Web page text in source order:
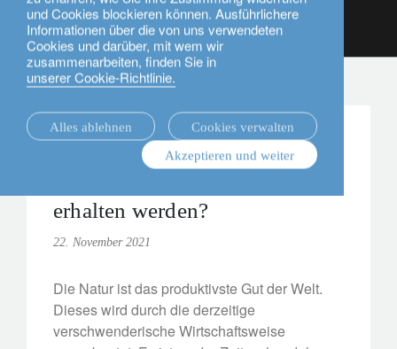
und Cookies blockieren können. Ausführlichere
Informationen über die von uns verwendeten
Cookies und darüber, mit wem wir
zusammenarbeiten, finden Sie in
unserer Cookie-Richtlinie.
Alles ablehnen
Cookies verwalten
Akzeptieren und weiter
Deutsch
Nachrichten.
investment viewpoints Sustainability
erhalten werden?
22. November 2021
Die Natur ist das produktivste Gut der Welt.
Dieses wird durch die derzeitige
verschwenderische Wirtschaftsweise